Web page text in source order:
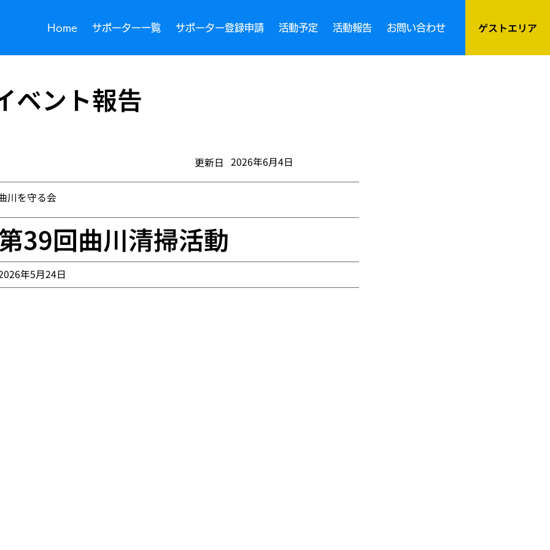
Home サポーター一覧 サポーター登録申請 活動予定 活動報告 お問い合わせ ゲストエリア
ベント報告
​更新日 2026年6月4日
川を守る会
39回曲川清掃活動
年5月24日